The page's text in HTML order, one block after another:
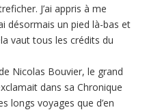
J’ai appris à me
désormais un pied là-bas et
vaut tous les crédits du
Nicolas Bouvier, le grand
dans sa Chronique
longs voyages que d’en